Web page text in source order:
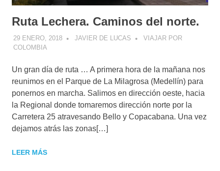
Ruta Lechera. Caminos del norte.
29 ENERO, 2018 JAVIER DE LUCAS
VIAJAR POR
COLOMBIA
Un gran día de ruta … A primera hora de la mañana nos
reunimos en el Parque de La Milagrosa (Medellín) para
ponernos en marcha. Salimos en dirección oeste, hacia
la Regional donde tomaremos dirección norte por la
Carretera 25 atravesando Bello y Copacabana. Una vez
dejamos atrás las zonas[…]
LEER MÁS